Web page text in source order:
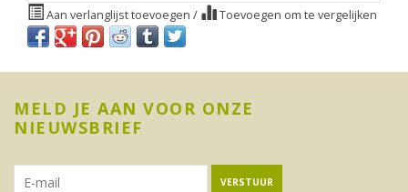
Aan verlanglijst toevoegen / Toevoegen om te vergelijken
MELD JE AAN VOOR ONZE
NIEUWSBRIEF
VERSTUUR